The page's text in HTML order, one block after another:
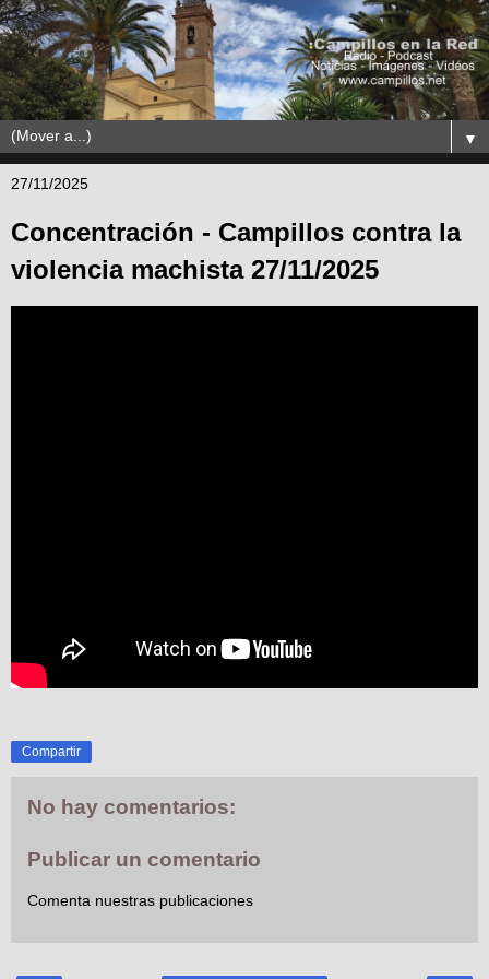
▼
27/11/2025
Concentración - Campillos contra la
violencia machista 27/11/2025
Compartir
No hay comentarios:
Publicar un comentario
Comenta nuestras publicaciones